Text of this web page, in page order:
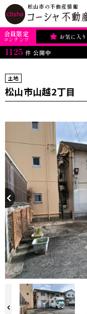
松山市の不動産情報
会員限定
コンテンツ お気に入り
1125 件 公開中
土地
松山市山越2丁目